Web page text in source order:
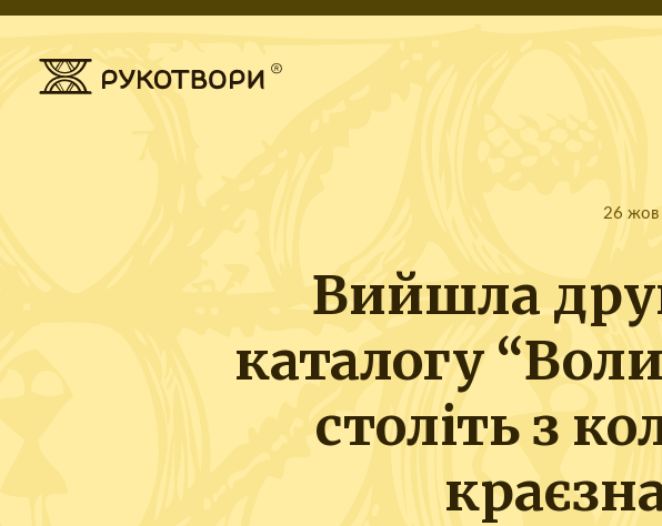
26 жов
Вийшла
каталогу
століть з